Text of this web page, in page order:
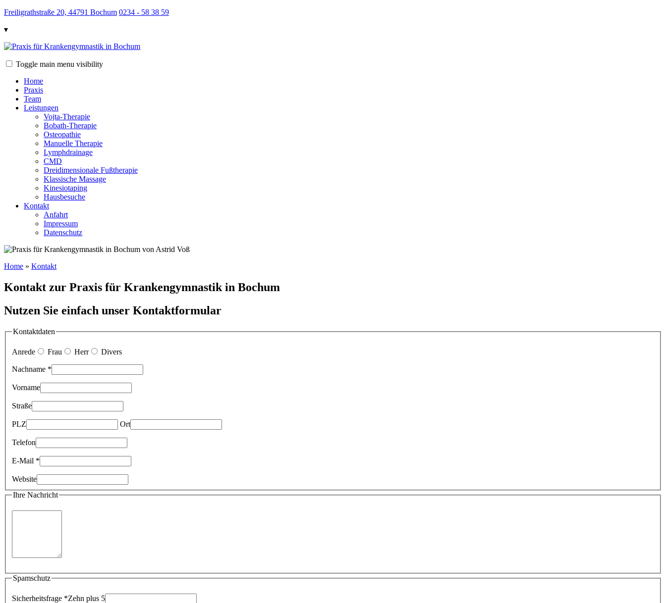
Freiligrathstraße 20, 44791 Bochum 0234 - 58 38 59
▾
Toggle main menu visibility
Home
Praxis
Team
Leistungen
Vojta-Therapie
Bobath-Therapie
Osteopathie
Manuelle Therapie
Lymphdrainage
CMD
Dreidimensionale Fußtherapie
Klassische Massage
Kinesiotaping
Hausbesuche
Kontakt
Anfahrt
Impressum
Datenschutz
Home » Kontakt
Kontakt zur Praxis für Krankengymnastik in Bochum
Nutzen Sie einfach unser Kontaktformular
Kontaktdaten
Anrede Frau Herr Divers
Nachname *
Vorname
Straße
PLZ Ort
Telefon
E-Mail *
Website
Ihre Nachricht
Spamschutz
Sicherheitsfrage *Zehn plus 5